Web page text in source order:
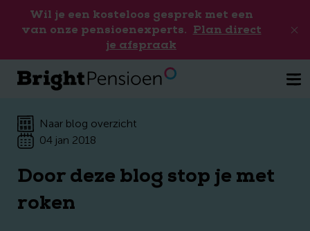
Wil je een kosteloos gesprek met een
van onze pensioenexperts. Plan direct
je afspraak
Naar blog overzicht
04 jan 2018
Door deze blog stop je met
roken